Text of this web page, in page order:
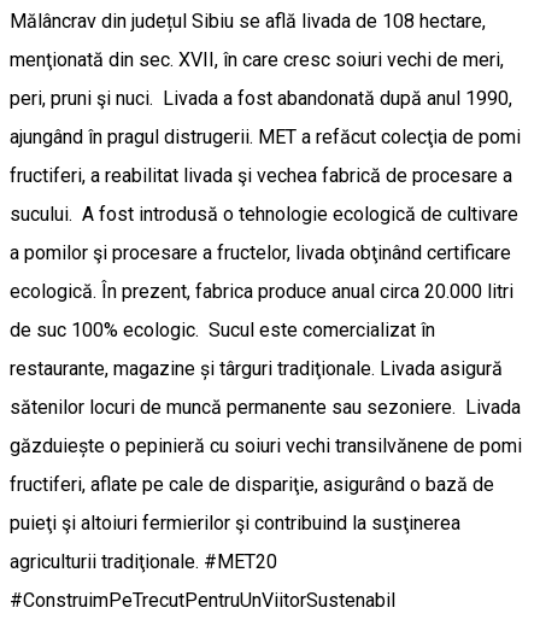
Mălâncrav din județul Sibiu se află livada de 108 hectare,
menţionată din sec. XVII, în care cresc soiuri vechi de meri,
peri, pruni şi nuci. Livada a fost abandonată după anul 1990,
ajungând în pragul distrugerii. MET a refăcut colecţia de pomi
fructiferi, a reabilitat livada şi vechea fabrică de procesare a
sucului. A fost introdusă o tehnologie ecologică de cultivare
a pomilor şi procesare a fructelor, livada obţinând certificare
ecologică. În prezent, fabrica produce anual circa 20.000 litri
de suc 100% ecologic. Sucul este comercializat în
restaurante, magazine și târguri tradiţionale. Livada asigură
sătenilor locuri de muncă permanente sau sezoniere. Livada
găzduiește o pepinieră cu soiuri vechi transilvănene de pomi
fructiferi, aflate pe cale de dispariţie, asigurând o bază de
puieţi şi altoiuri fermierilor şi contribuind la susţinerea
agriculturii tradiţionale. #MET20
#ConstruimPeTrecutPentruUnViitorSustenabil